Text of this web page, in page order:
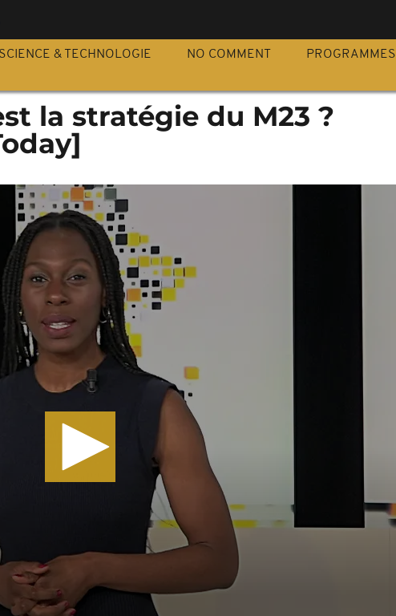
SCIENCE & TECHNOLOGIE NO COMMENT PROGRAMMES
la stratégie du M23 ?